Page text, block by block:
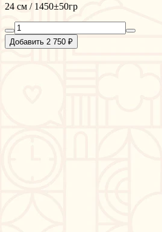
24 см / 1450±50гр
Добавить 2 750 ₽